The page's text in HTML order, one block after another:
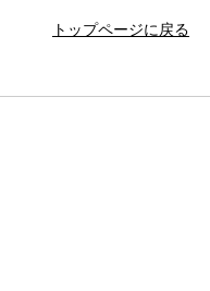
トップページに戻る